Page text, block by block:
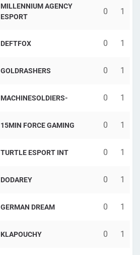
MILLENNIUM AGENCY
ESPORT
0 1
DEFTFOX 0 1
GOLDRASHERS 0 1
MACHINESOLDIERS- 0 1
15MIN FORCE GAMING 0 1
TURTLE ESPORT INT 0 1
DODAREY 0 1
GERMAN DREAM 0 1
KLAPOUCHY 0 1